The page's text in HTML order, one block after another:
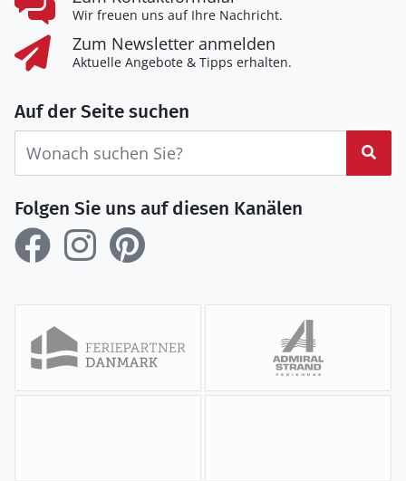
Wir freuen uns auf Ihre Nachricht.
Zum Newsletter anmelden
Aktuelle Angebote & Tipps erhalten.
Auf der Seite suchen
Folgen Sie uns auf diesen Kanälen